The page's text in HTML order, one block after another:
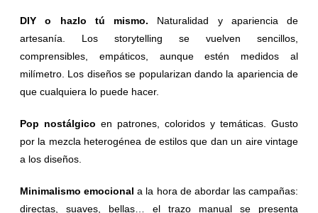
DIY o hazlo tú mismo. Naturalidad y apariencia de
artesanía. Los storytelling se vuelven sencillos,
comprensibles, empáticos, aunque estén medidos al
milímetro. Los diseños se popularizan dando la apariencia de
que cualquiera lo puede hacer.
Pop nostálgico en patrones, coloridos y temáticas. Gusto
por la mezcla heterogénea de estilos que dan un aire vintage
a los diseños.
Minimalismo emocionala la hora de abordar las campañas:
directas, suaves, bellas… el trazo manual se presenta